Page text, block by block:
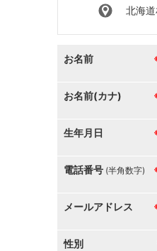
北海
お名前
お名前(カナ)
生年月日
電話番号 (半角数字)
メールアドレス
性別